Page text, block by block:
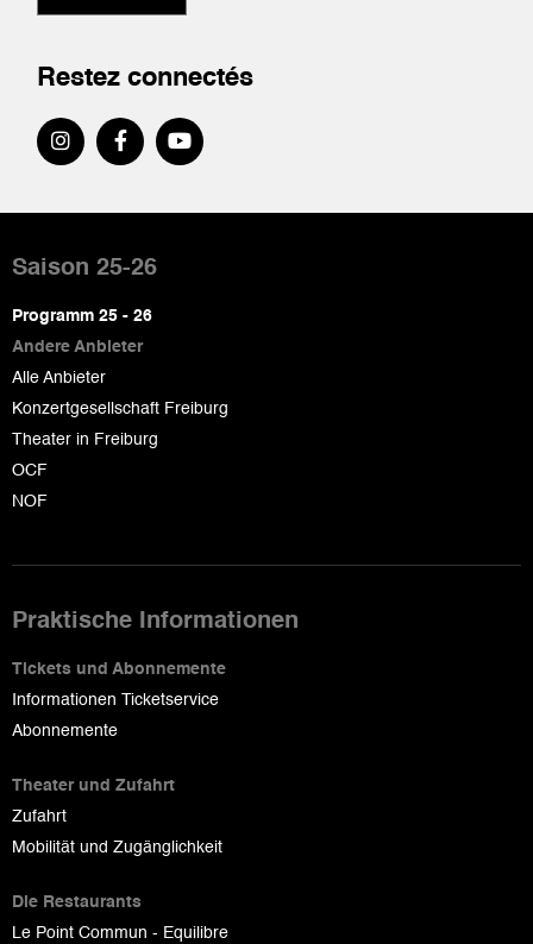
Restez connectés
de
page
Saison 25-26
Programm 25 - 26
Andere Anbieter
Alle Anbieter
Konzertgesellschaft Freiburg
Theater in Freiburg
OCF
NOF
Praktische Informationen
Tickets und Abonnemente
Informationen Ticketservice
Abonnemente
Theater und Zufahrt
Zufahrt
Mobilität und Zugänglichkeit
Die Restaurants
Le Point Commun - Equilibre